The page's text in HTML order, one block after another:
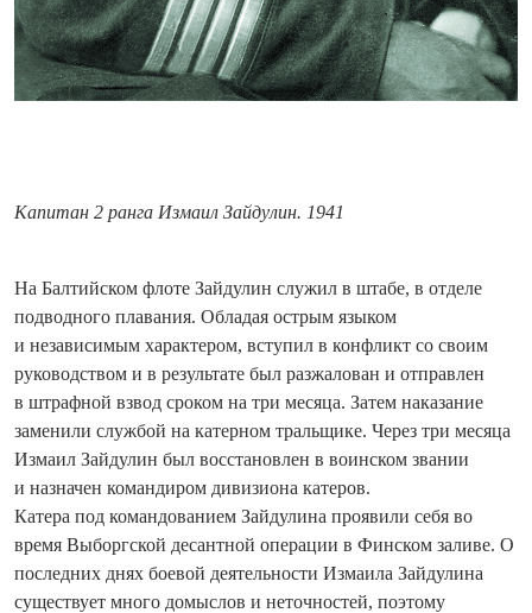
Капитан 2 ранга Измаил Зайдулин. 1941
На Балтийском флоте Зайдулин служил в штабе, в отделе
подводного плавания. Обладая острым языком
и независимым характером, вступил в конфликт со своим
руководством и в результате был разжалован и отправлен
в штрафной взвод сроком на три месяца. Затем наказание
заменили службой на катерном тральщике. Через три месяца
Измаил Зайдулин был восстановлен в воинском звании
и назначен командиром дивизиона катеров.
Катера под командованием Зай­дулина проявили себя во
время Выборгской десантной операции в Финском заливе. О
последних днях боевой деятельности Измаила Зайдулина
существует много домыслов и неточностей, поэтому